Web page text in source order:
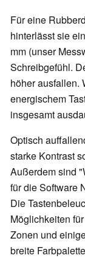
Für eine
hinterlässt sie
mm (unser
Schreibgefühl.
höher ausfallen.
energischem
insgesamt
Optisch
starke Kontrast
Außerdem sind
für die Software
Die
Möglichkeiten
Zonen und
breite